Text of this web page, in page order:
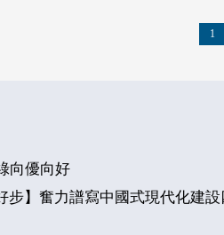
1
向優向好
步】奮力譜寫中國式現代化建